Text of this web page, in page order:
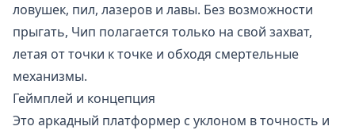
ловушек, пил, лазеров и лавы. Без возможности
прыгать, Чип полагается только на свой захват,
летая от точки к точке и обходя смертельные
механизмы.
Геймплей и концепция
Это аркадный платформер с уклоном в точность и